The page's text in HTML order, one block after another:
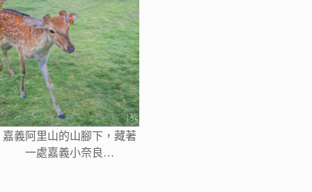
嘉義阿里山的山腳下，藏著
一處嘉義小奈良…